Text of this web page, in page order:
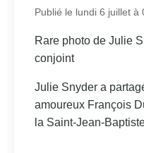
Publié le lundi 6 juillet à
Rare photo de Julie
conjoint
Julie Snyder a
amoureux François
la Saint-Jean-